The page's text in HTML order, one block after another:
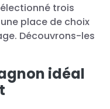
trois
place de choix
Découvrons-les
idéal